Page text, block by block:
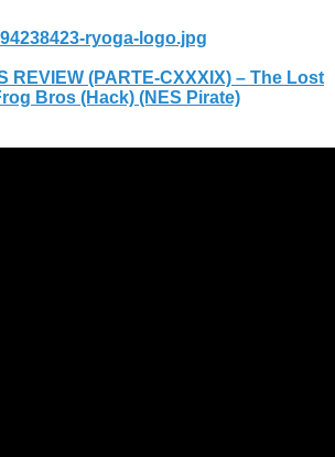
ryoga-logo.jpg
REVIEW (PARTE-CXXXIX) – The Lost
Bros (Hack) (NES Pirate)